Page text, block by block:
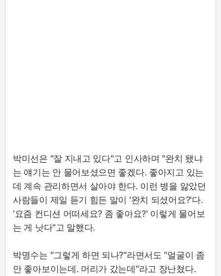
박미선은 "잘 지내고 있다"고 인사하며 "완치 됐냐
는 얘기는 안 물어보셨으면 좋겠다. 좋아지고 있는
데 계속 관리하면서 살아야 한다. 이런 병을 앓았던
사람들이 제일 듣기 힘든 말이 '완치 되셨어요?'다.
'요즘 컨디션 어떠세요? 좀 좋아요?' 이렇게 물어보
는 게 낫다"고 말했다.
박명수는 "그렇게 하면 되나?"라면서도 "얼굴이 좀
안 좋아보이는데. 머리가 갔는데"라고 장난쳤다.